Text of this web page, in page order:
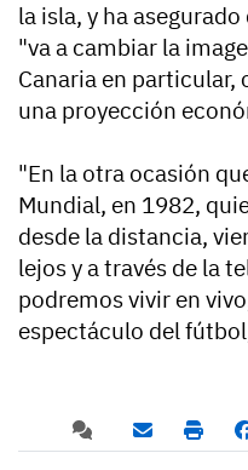
la isla, y ha
"va a cambiar la
Canaria en particular,
una proyección
"En la otra ocasión
Mundial, en 1982,
desde la distancia,
lejos y a través de la
podremos vivir en
espectáculo del